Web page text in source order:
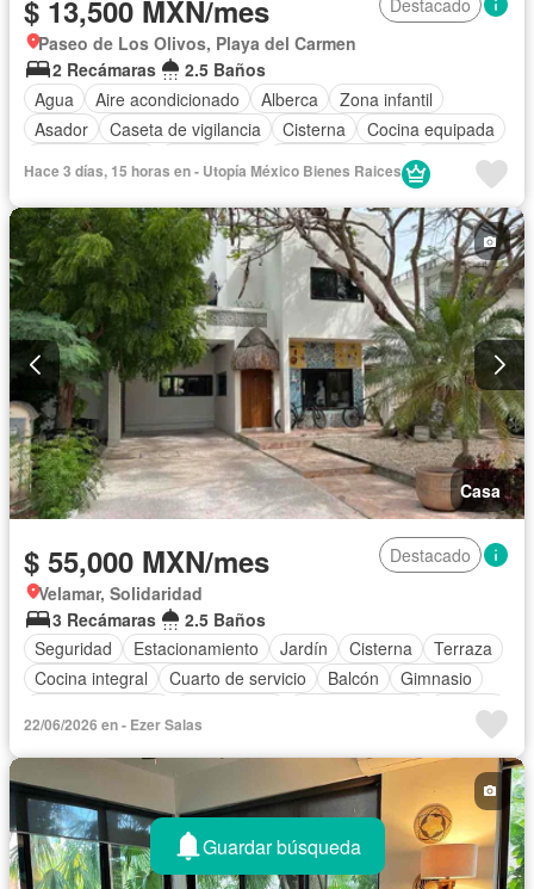
$ 13,500 MXN/mes
Destacado
Paseo de Los Olivos, Playa del Carmen
2 Recámaras
2.5 Baños
Agua
Aire acondicionado Alberca
Zona infantil
Asador
Caseta de vigilancia Cisterna
Cocina equipada
Internet
Recámara con closet
Wifi
Zonas verdes
Permite mascotas
Completamente amueblado
Hace 3 días, 15 horas en - Utopía México Bienes Raices
Casa
$ 55,000 MXN/mes
Destacado
Velamar, Solidaridad
3 Recámaras
2.5 Baños
Seguridad
Estacionamiento Jardín Cisterna
Terraza
Cocina integral
Cuarto de servicio Balcón
Gimnasio
Internet
Aire acondicionado
Electricidad
Cancha de tenis
Caseta de vigilancia
Recámara con closet
Wifi Completamente amueblado
22/06/2026 en - Ezer Salas
Guardar búsqueda